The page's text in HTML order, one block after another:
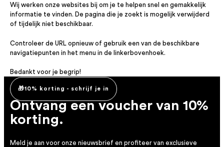
Wij werken onze websites bij om je te helpen snel en gemakkelijk
informatie te vinden. De pagina die je zoekt is mogelijk verwijderd
of tijdelijk niet beschikbaar.
Controleer de URL opnieuw of gebruik een van de beschikbare
navigatiepunten in het menu in de linkerbovenhoek.
Bedankt voor je begrip!
🎁10% korting - schrijf je in
Ontvang een voucher van 10%
korting.
Meld je aan voor onze nieuwsbrief en profiteer van exclusieve